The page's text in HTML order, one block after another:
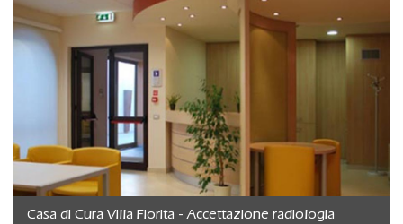
Casa di Cura Villa Fiorita - Accettazione radiologia